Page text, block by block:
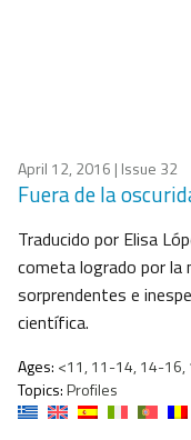
April 12, 2016 | Issue 32
Fuera de la
Traducido por Elisa
cometa logrado por
sorprendentes e
científica.
Ages: <11, 11-14, 14-16,
Topics:Profiles